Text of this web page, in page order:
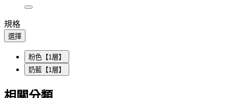
規格
選擇
粉色【1層】
奶藍【1層】